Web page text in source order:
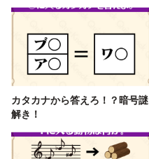
カタカナから答えろ！？暗号謎
解き！